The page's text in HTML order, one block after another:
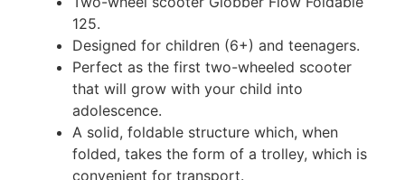
125.
Designed for children (6+) and teenagers.
Perfect as the first two-wheeled scooter
that will grow with your child into
adolescence.
A solid, foldable structure which, when
folded, takes the form of a trolley, which is
convenient for transport.